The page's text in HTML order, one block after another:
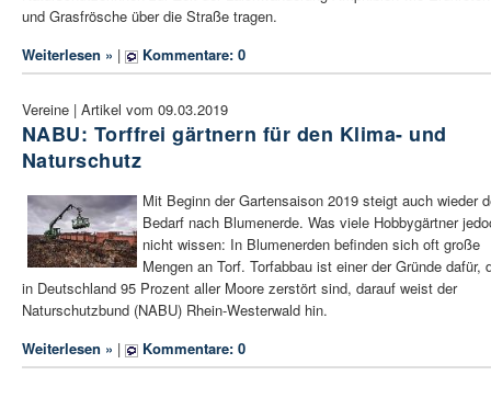
und Grasfrösche über die Straße tragen.
Weiterlesen » | Kommentare: 0
Vereine | Artikel vom 09.03.2019
NABU: Torffrei gärtnern für den Klima- und
Naturschutz
Mit Beginn der Gartensaison 2019 steigt auch wieder
Bedarf nach Blumenerde. Was viele Hobbygärtner
nicht wissen: In Blumenerden befinden sich oft große
Mengen an Torf. Torfabbau ist einer der Gründe dafür,
in Deutschland 95 Prozent aller Moore zerstört sind, darauf weist der
Naturschutzbund (NABU) Rhein-Westerwald hin.
Weiterlesen » | Kommentare: 0